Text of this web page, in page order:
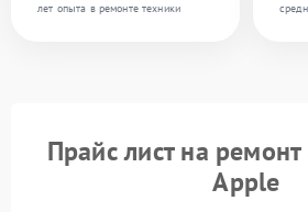
лет опыта в ремонте техники
Прайс лист на
Apple